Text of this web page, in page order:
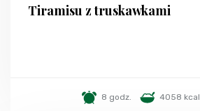
Tiramisu z truskawkami
8 godz. 4058 kcal